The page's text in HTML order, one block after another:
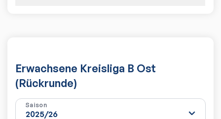
Erwachsene Kreisliga B Ost
(Rückrunde)
Saison